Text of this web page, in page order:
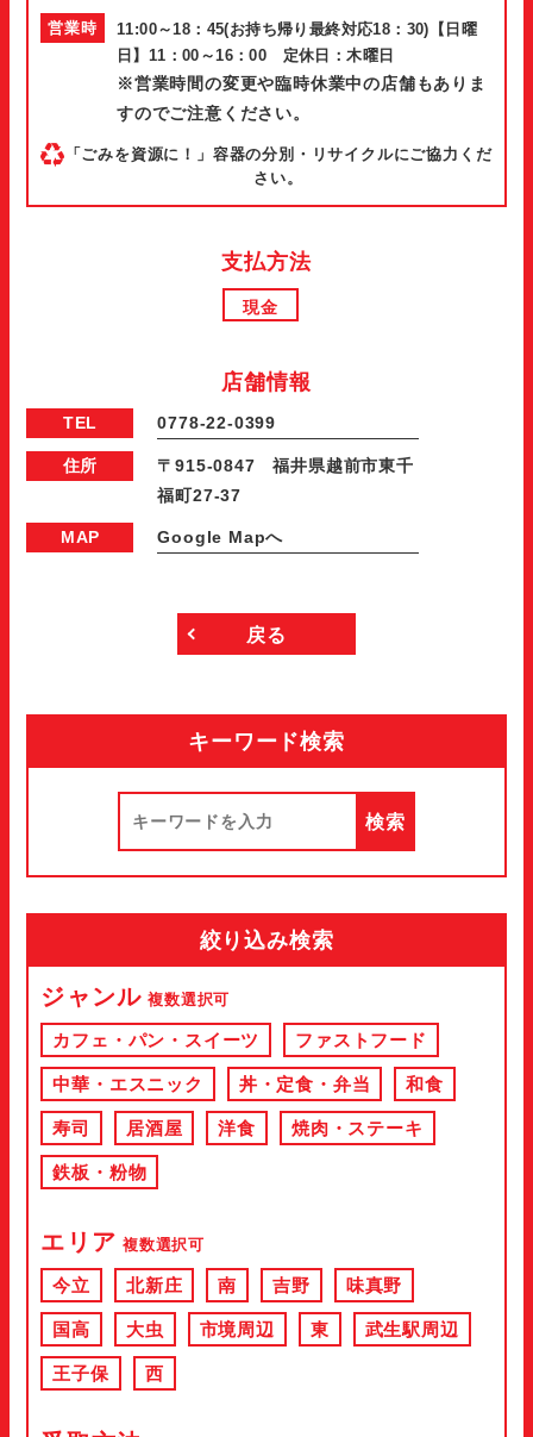
営業時
11:00～18：45(お持ち帰り最終対応18：30)【日曜
日】11：00～16：00 定休日：木曜日
※営業時間の変更や臨時休業中の店舗もありま
すのでご注意ください。
「ごみを資源に！」容器の分別・リサイクルにご協力くだ
さい。
支払方法
現金
店舗情報
TEL 0778‐22‐0399
住所
〒915‐0847 福井県越前市東千
福町27‐37
MAP Google Mapへ
戻る
キーワード検索
絞り込み検索
ジャンル 複数選択可
カフェ・パン・スイーツ ファストフード
中華・エスニック 丼・定食・弁当 和食
寿司 居酒屋 洋食 焼肉・ステーキ
鉄板・粉物
エリア 複数選択可
今立 北新庄 南 吉野 味真野
国高 大虫 市境周辺 東 武生駅周辺
王子保 西